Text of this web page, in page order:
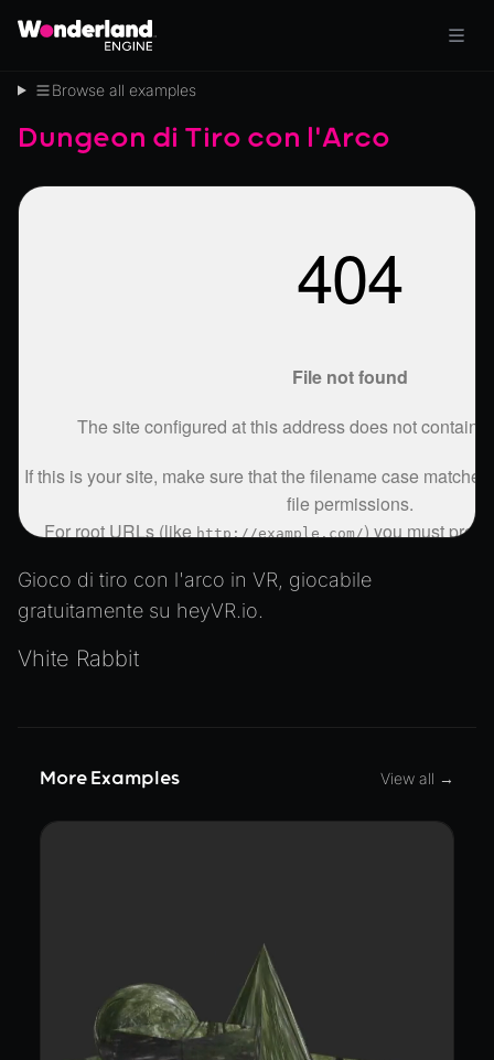
Browse all examples
Dungeon di Tiro con l'Arco
Gioco di tiro con l'arco in VR, giocabile
gratuitamente su heyVR.io.
Vhite Rabbit
More Examples View all →